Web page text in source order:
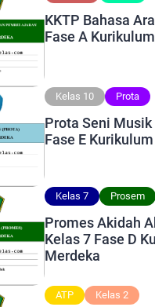
KKTP Bahasa
Fase A
Kelas 10 Prota
Prota Seni Musik
Fase E
Kelas 7 Prosem
Promes Akidah
Kelas 7 Fase D
Merdeka
ATP Kelas 2